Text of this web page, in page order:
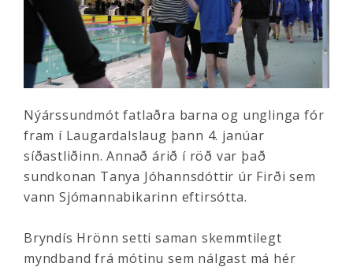
Nýárssundmót fatlaðra barna og unglinga fór
fram í Laugardalslaug þann 4. janúar
síðastliðinn. Annað árið í röð var það
sundkonan Tanya Jóhannsdóttir úr Firði sem
vann Sjómannabikarinn eftirsótta.
Bryndís Hrönn setti saman skemmtilegt
myndband frá mótinu sem nálgast má hér